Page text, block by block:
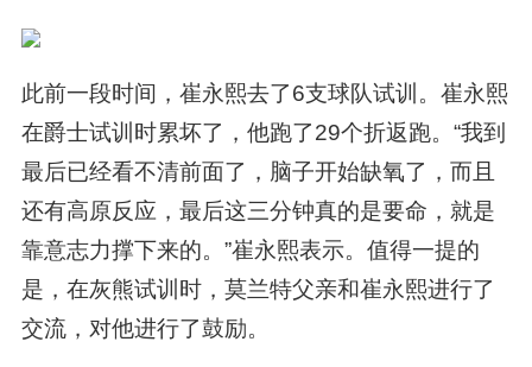
此前一段时间，崔永熙去了6支球队试训。崔永熙
在爵士试训时累坏了，他跑了29个折返跑。“我到
最后已经看不清前面了，脑子开始缺氧了，而且
还有高原反应，最后这三分钟真的是要命，就是
靠意志力撑下来的。”崔永熙表示。值得一提的
是，在灰熊试训时，莫兰特父亲和崔永熙进行了
交流，对他进行了鼓励。